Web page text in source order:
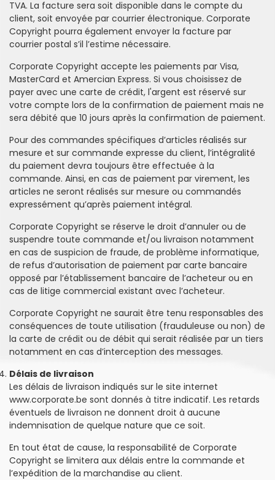
TVA. La facture sera soit disponible dans le compte du
client, soit envoyée par courrier électronique. Corporate
Copyright pourra également envoyer la facture par
courrier postal s’il l’estime nécessaire.
Corporate Copyright accepte les paiements par Visa,
MasterCard et Amercian Express. Si vous choisissez de
payer avec une carte de crédit, l'argent est réservé sur
votre compte lors de la confirmation de paiement mais ne
sera débité que 10 jours après la confirmation de paiement.
Pour des commandes spécifiques d’articles réalisés sur
mesure et sur commande expresse du client, l’intégralité
du paiement devra toujours être effectuée à la
commande. Ainsi, en cas de paiement par virement, les
articles ne seront réalisés sur mesure ou commandés
expressément qu’après paiement intégral.
Corporate Copyright se réserve le droit d’annuler ou de
suspendre toute commande et/ou livraison notamment
en cas de suspicion de fraude, de problème informatique,
de refus d’autorisation de paiement par carte bancaire
opposé par l’établissement bancaire de l’acheteur ou en
cas de litige commercial existant avec l’acheteur.
Corporate Copyright ne saurait être tenu responsables des
conséquences de toute utilisation (frauduleuse ou non) de
la carte de crédit ou de débit qui serait réalisée par un tiers
notamment en cas d’interception des messages.
Délais de livraison
Les délais de livraison indiqués sur le site internet
www.corporate.be sont donnés à titre indicatif. Les retards
éventuels de livraison ne donnent droit à aucune
indemnisation de quelque nature que ce soit.
En tout état de cause, la responsabilité de Corporate
Copyright se limitera aux délais entre la commande et
l’expédition de la marchandise au client.